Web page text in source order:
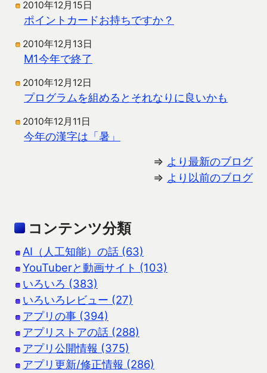
2010年12月15日
ポイントカードお持ちですか？
2010年12月13日
M1今年で終了
2010年12月12日
プログラムを組めるとそれなりに良いかも
2010年12月11日
今年の漢字は「暑」
⇒ より最新のブログ
⇒ より以前のブログ
コンテンツ分類
AI（人工知能）の話 (63)
YouTuberと動画サイト (103)
いろいろ (383)
いろいろレビュー (27)
アプリの事 (394)
アプリストアの話 (288)
アプリ公開情報 (375)
アプリ更新/修正情報 (286)